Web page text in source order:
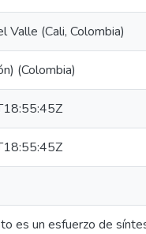
Valle (Cali, Colombia)
(Colombia)
es un esfuerzo de